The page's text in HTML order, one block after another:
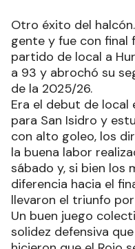
Otro éxito del
gente y fue con final
partido de local a
a 93 y abrochó su
de la 2025/26.
Era el debut de
para San Isidro y
con alto goleo, los
la buena labor
sábado y, si bien los
diferencia hacia el
llevaron el triunfo
Un buen juego
solidez defensiva